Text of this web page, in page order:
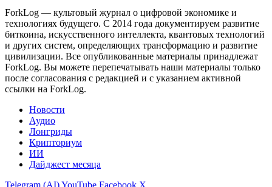
ForkLog — культовый журнал о цифровой экономике и
технологиях будущего. С 2014 года документируем развитие
биткоина, искусственного интеллекта, квантовых технологий
и других систем, определяющих трансформацию и развитие
цивилизации. Все опубликованные материалы принадлежат
ForkLog. Вы можете перепечатывать наши материалы только
после согласования с редакцией и с указанием активной
ссылки на ForkLog.
Новости
Аудио
Лонгриды
Крипториум
ИИ
Дайджест месяца
Telegram (AI)YouTube Facebook X